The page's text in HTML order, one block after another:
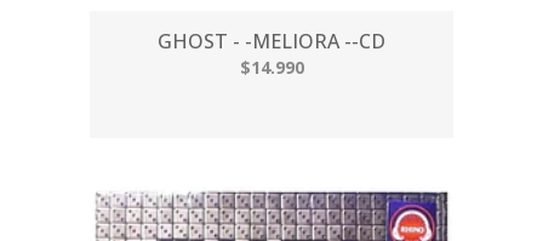
GHOST - -MELIORA --CD
$14.990